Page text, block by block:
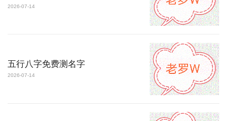
2026-07-14
五行八字免费测名字
2026-07-14